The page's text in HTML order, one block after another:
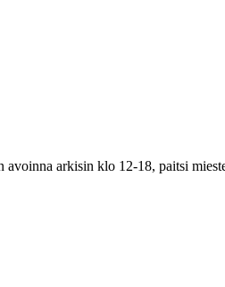
arkisin klo 12-18, paitsi